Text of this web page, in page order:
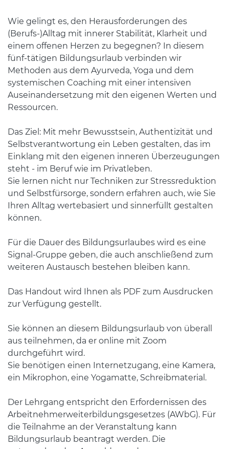
Wie gelingt es, den Herausforderungen des
(Berufs-)Alltag mit innerer Stabilität, Klarheit und
einem offenen Herzen zu begegnen? In diesem
fünf-tätigen Bildungsurlaub verbinden wir
Methoden aus dem Ayurveda, Yoga und dem
systemischen Coaching mit einer intensiven
Auseinandersetzung mit den eigenen Werten und
Ressourcen.
Das Ziel: Mit mehr Bewusstsein, Authentizität und
Selbstverantwortung ein Leben gestalten, das im
Einklang mit den eigenen inneren Überzeugungen
steht - im Beruf wie im Privatleben.
Sie lernen nicht nur Techniken zur Stressreduktion
und Selbstfürsorge, sondern erfahren auch, wie Sie
Ihren Alltag wertebasiert und sinnerfüllt gestalten
können.
Für die Dauer des Bildungsurlaubes wird es eine
Signal-Gruppe geben, die auch anschließend zum
weiteren Austausch bestehen bleiben kann.
Das Handout wird Ihnen als PDF zum Ausdrucken
zur Verfügung gestellt.
Sie können an diesem Bildungsurlaub von überall
aus teilnehmen, da er online mit Zoom
durchgeführt wird.
Sie benötigen einen Internetzugang, eine Kamera,
ein Mikrophon, eine Yogamatte, Schreibmaterial.
Der Lehrgang entspricht den Erfordernissen des
Arbeitnehmerweiterbildungsgesetzes (AWbG). Für
die Teilnahme an der Veranstaltung kann
Bildungsurlaub beantragt werden. Die